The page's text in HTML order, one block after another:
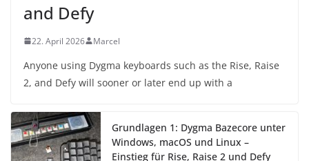
and Defy
22. April 2026 Marcel
Anyone using Dygma keyboards such as the Rise, Raise
2, and Defy will sooner or later end up with a
Grundlagen 1: Dygma Bazecore unter
Windows, macOS und Linux –
Einstieg für Rise, Raise 2 und Defy